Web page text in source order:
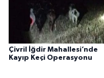
Çivril İğdir Mahallesi’nde
Kayıp Keçi Operasyonu